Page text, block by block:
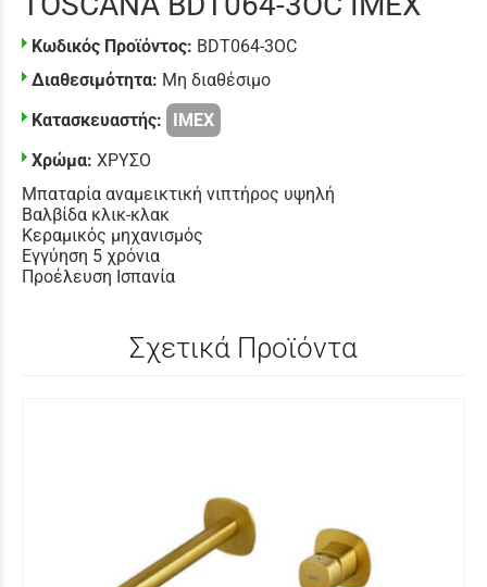
Κωδικός Προϊόντος: BDT064-3OC
Διαθεσιμότητα: Μη διαθέσιμο
Κατασκευαστής:
IMEX
Χρώμα: ΧΡΥΣΟ
Μπαταρία αναμεικτική νιπτήρος υψηλή
Βαλβίδα κλικ-κλακ
Κεραμικός μηχανισμός
Εγγύηση 5 χρόνια
Προέλευση Ισπανία
Σχετικά Προϊόντα